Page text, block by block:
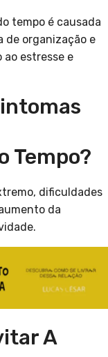
tempo é causada
de organização e
ao estresse e
Tempo?
dificuldades
da
A